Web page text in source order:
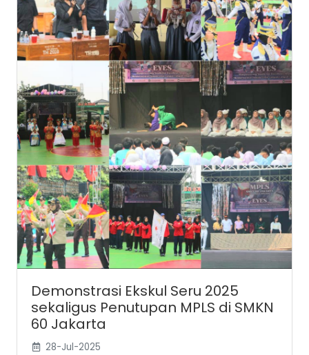
Demonstrasi Ekskul Seru 2025
sekaligus Penutupan MPLS di SMKN
60 Jakarta
28-Jul-2025